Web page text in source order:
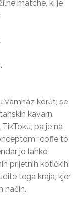
matche, ki je
Vámház körút, se
kavarn,
pa je na
“coffe to
jo lahko
prijetnih kotičkih.
tega kraja, kjer
način.